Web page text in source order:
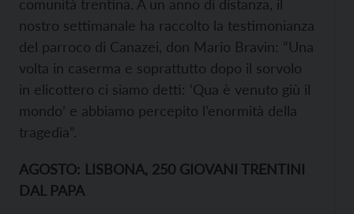
comunità trentina. A un anno di distanza, il
nostro settimanale ha raccolto la testimonianza
del parroco di Canazei, don Mario Bravin: “Una
volta in caserma e soprattutto dopo il sorvolo
in elicottero ci siamo detti: ‘Qua è venuto giù il
mondo’ e abbiamo percepito l’enormità della
tragedia”.
AGOSTO: LISBONA, 250 GIOVANI TRENTINI
DAL PAPA